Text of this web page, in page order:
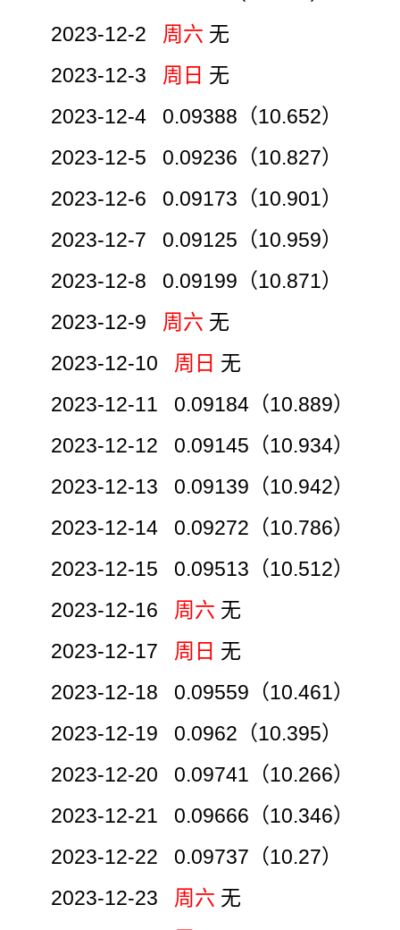
2023-12-2 周六 无
2023-12-3 周日 无
2023-12-4 0.09388（10.652）
2023-12-5 0.09236（10.827）
2023-12-6 0.09173（10.901）
2023-12-7 0.09125（10.959）
2023-12-8 0.09199（10.871）
2023-12-9 周六 无
2023-12-10 周日 无
2023-12-11 0.09184（10.889）
2023-12-12 0.09145（10.934）
2023-12-13 0.09139（10.942）
2023-12-14 0.09272（10.786）
2023-12-15 0.09513（10.512）
2023-12-16 周六 无
2023-12-17 周日 无
2023-12-18 0.09559（10.461）
2023-12-19 0.0962（10.395）
2023-12-20 0.09741（10.266）
2023-12-21 0.09666（10.346）
2023-12-22 0.09737（10.27）
2023-12-23 周六 无